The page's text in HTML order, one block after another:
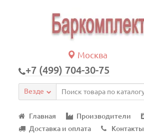
Москва
+7 (499) 704-30-75
Везде
Главная Производители
Доставка и оплата
Контакты